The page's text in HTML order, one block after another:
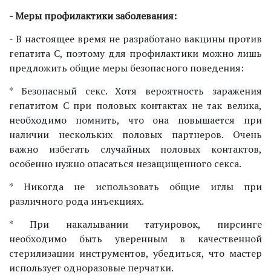
- Меры профилактики заболевания:
- В настоящее время не разработано вакцины против
гепатита С, поэтому для профилактики можно лишь
предложить общие меры безопасного поведения:
* Безопасный секс. Хотя вероятность заражения
гепатитом С при половых контактах не так велика,
необходимо помнить, что она повышается при
наличии нескольких половых партнеров. Очень
важно избегать случайных половых контактов,
особенно нужно опасаться незащищенного секса.
* Никогда не использовать общие иглы при
различного рода инъекциях.
* При накалывании татуировок, пирсинге
необходимо быть уверенным в качественной
стерилизации инструментов, убедиться, что мастер
использует одноразовые перчатки.